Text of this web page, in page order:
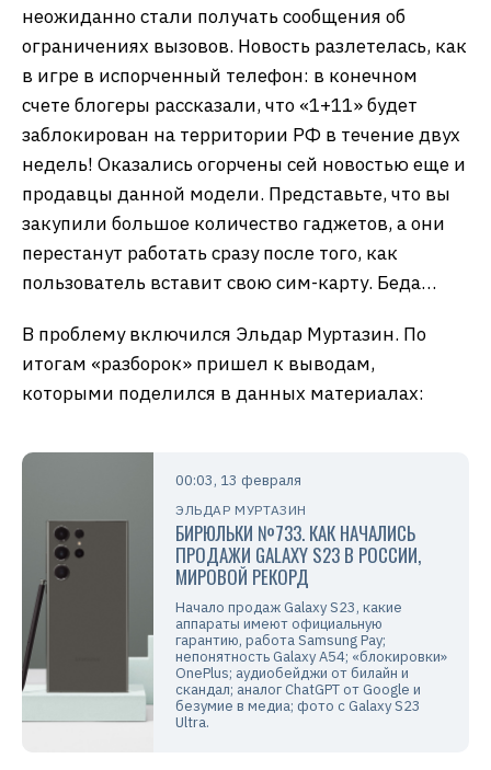
неожиданно стали получать сообщения об
ограничениях вызовов. Новость разлетелась, как
в игре в испорченный телефон: в конечном
счете блогеры рассказали, что «1+11» будет
заблокирован на территории РФ в течение двух
недель! Оказались огорчены сей новостью еще и
продавцы данной модели. Представьте, что вы
закупили большое количество гаджетов, а они
перестанут работать сразу после того, как
пользователь вставит свою сим-карту. Беда…
В проблему включился Эльдар Муртазин. По
итогам «разборок» пришел к выводам,
которыми поделился в данных материалах:
00:03, 13 февраля
ЭЛЬДАР МУРТАЗИН
БИРЮЛЬКИ №733. КАК НАЧАЛИСЬ
ПРОДАЖИ GALAXY S23 В РОССИИ,
МИРОВОЙ РЕКОРД
Начало продаж Galaxy S23, какие
аппараты имеют официальную
гарантию, работа Samsung Pay;
непонятность Galaxy A54; «блокировки»
OnePlus; аудиобейджи от билайн и
скандал; аналог ChatGPT от Google и
безумие в медиа; фото с Galaxy S23
Ultra.